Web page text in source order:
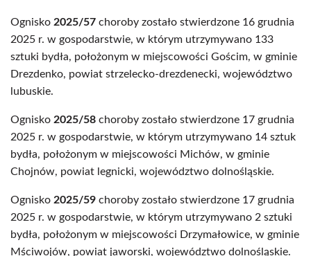
Ognisko 2025/57 choroby zostało stwierdzone 16 grudnia
2025 r. w gospodarstwie, w którym utrzymywano 133
sztuki bydła, położonym w miejscowości Gościm, w gminie
Drezdenko, powiat strzelecko-drezdenecki, województwo
lubuskie.
Ognisko 2025/58 choroby zostało stwierdzone 17 grudnia
2025 r. w gospodarstwie, w którym utrzymywano 14 sztuk
bydła, położonym w miejscowości Michów, w gminie
Chojnów, powiat legnicki, województwo dolnośląskie.
Ognisko 2025/59 choroby zostało stwierdzone 17 grudnia
2025 r. w gospodarstwie, w którym utrzymywano 2 sztuki
bydła, położonym w miejscowości Drzymałowice, w gminie
Mściwojów, powiat jaworski, województwo dolnośląskie.